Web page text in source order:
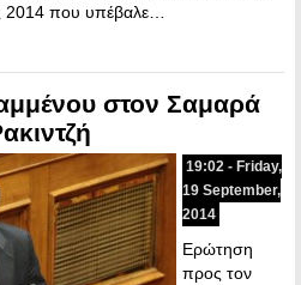
2014 που υπέβαλε…
στον Σαμαρά
19:02 - Friday,
19 September,
2014
Ερώτηση
προς τον